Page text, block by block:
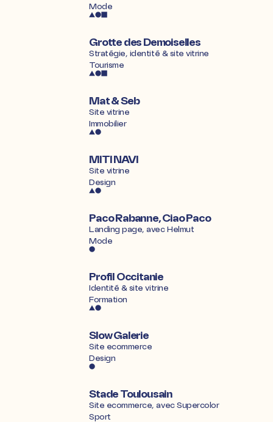
Mode
Grotte des Demoiselles
Stratégie, identité & site vitrine
Tourisme
Mat & Seb
Site vitrine
Immobilier
MITI NAVI
Site vitrine
Design
Paco Rabanne, Ciao Paco
Landing page, avecHelmut
Mode
Profil Occitanie
Identité & site vitrine
Formation
Slow Galerie
Site ecommerce
Design
Stade Toulousain
Site ecommerce, avecSupercolor
Sport